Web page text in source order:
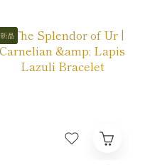
新品